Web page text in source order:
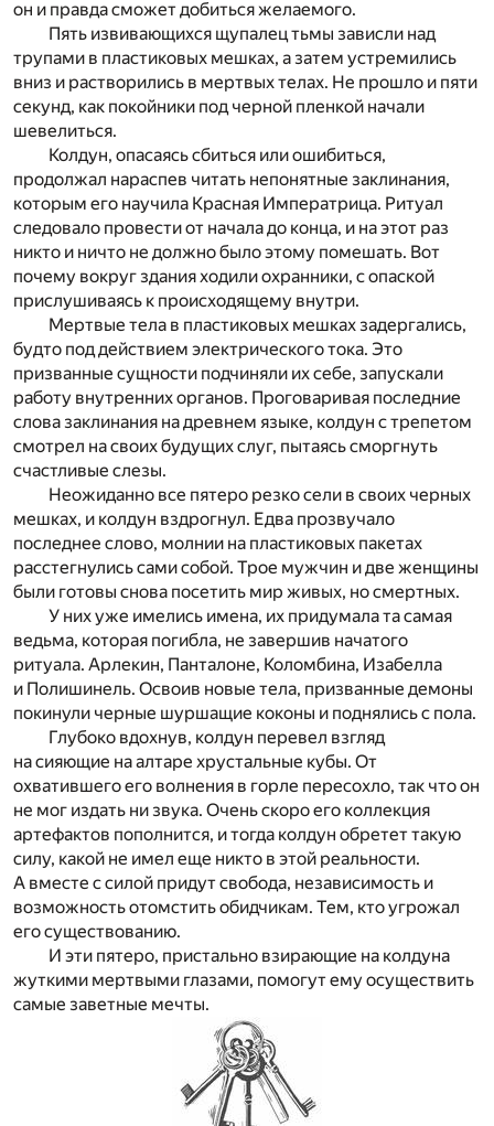
он и правда сможет добиться желаемого.
Пять извивающихся щупалец тьмы зависли над
трупами в пластиковых мешках, а затем устремились
вниз и растворились в мертвых телах. Не прошло и пяти
секунд, как покойники под черной пленкой начали
шевелиться.
Колдун, опасаясь сбиться или ошибиться,
продолжал нараспев читать непонятные заклинания,
которым его научила Красная Императрица. Ритуал
следовало провести от начала до конца, и на этот раз
никто и ничто не должно было этому помешать. Вот
почему вокруг здания ходили охранники, с опаской
прислушиваясь к происходящему внутри.
Мертвые тела в пластиковых мешках задергались,
будто под действием электрического тока. Это
призванные сущности подчиняли их себе, запускали
работу внутренних органов. Проговаривая последние
слова заклинания на древнем языке, колдун с трепетом
смотрел на своих будущих слуг, пытаясь сморгнуть
счастливые слезы.
Неожиданно все пятеро резко сели в своих черных
мешках, и колдун вздрогнул. Едва прозвучало
последнее слово, молнии на пластиковых пакетах
расстегнулись сами собой. Трое мужчин и две женщины
были готовы снова посетить мир живых, но смертных.
У них уже имелись имена, их придумала та самая
ведьма, которая погибла, не завершив начатого
ритуала. Арлекин, Панталоне, Коломбина, Изабелла
и Полишинель. Освоив новые тела, призванные демоны
покинули черные шуршащие коконы и поднялись с пола.
Глубоко вдохнув, колдун перевел взгляд
на сияющие на алтаре хрустальные кубы. От
охватившего его волнения в горле пересохло, так что он
не мог издать ни звука. Очень скоро его коллекция
артефактов пополнится, и тогда колдун обретет такую
силу, какой не имел еще никто в этой реальности.
А вместе с силой придут свобода, независимость и
возможность отомстить обидчикам. Тем, кто угрожал
его существованию.
И эти пятеро, пристально взирающие на колдуна
жуткими мертвыми глазами, помогут ему осуществить
самые заветные мечты.